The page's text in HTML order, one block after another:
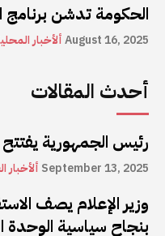
الحكومة تدشن برنامج
ألأخبارAugust 16, 2025
أحدث المقالات
رئيس الجمهورية
ألأخبار September 13, 2025
وزير الإعلام يصف
بنجاح سياسية الوحدة